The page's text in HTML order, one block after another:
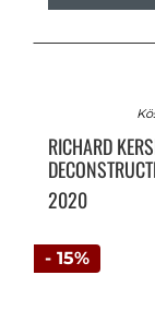
- 15%
RICHARD
SHALE CY96
2020